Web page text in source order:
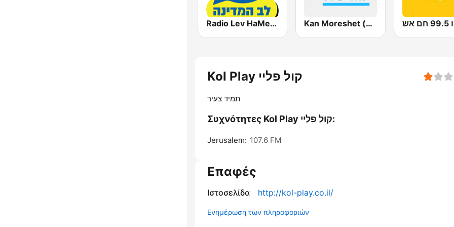
Radio Lev HaMedina 91 FM (לב המדינה) Kan Moreshet (כאן מורשת) אש
Kol Play קול פליי
תמיד צעיר
Συχνότητες Kol Play קול פליי:
Jerusalem: 107.6 FM
Επαφές
Ιστοσελίδα http://kol-play.co.il/
Ενημέρωση των πληροφοριών